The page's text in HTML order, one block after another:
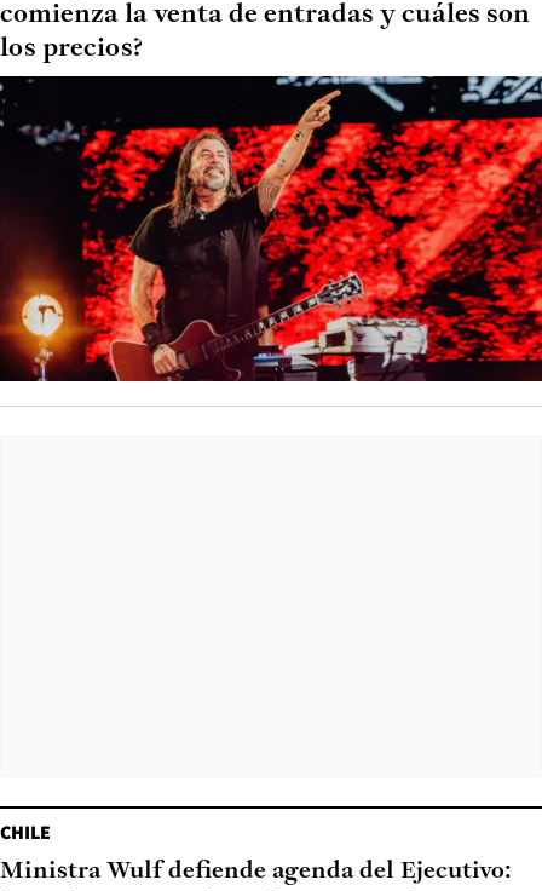
comienza la venta de entradas y cuáles son
los precios?
CHILE
Ministra Wulf defiende agenda del Ejecutivo: